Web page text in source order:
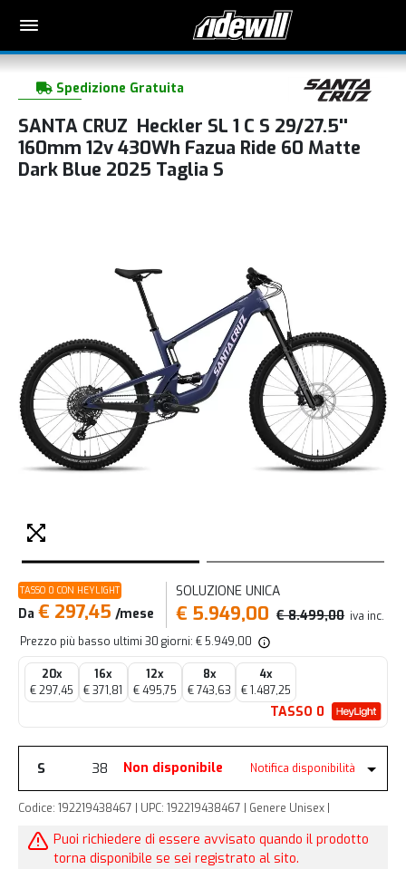
Spedizione Gratuita
SANTA CRUZ Heckler SL 1 C S 29/27.5''
160mm 12v 430Wh Fazua Ride 60 Matte
Dark Blue 2025 Taglia S
TASSO 0 CON HEYLIGHT
Da € 297,45 /mese
SOLUZIONE UNICA
€ 5.949,00 € 8.499,00 iva inc.
Prezzo più basso ultimi 30 giorni: € 5.949,00
20x
€ 297,45
16x
€ 371,81
12x
€ 495,75
8x
€ 743,63
4x
€ 1.487,25
TASSO 0
S 38 Non disponibile Notifica disponibilità
Codice: 192219438467 | UPC: 192219438467 | Genere Unisex |
Puoi richiedere di essere avvisato quando il prodotto
torna disponibile se sei registrato al sito.